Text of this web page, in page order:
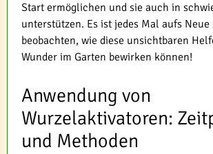
Start ermöglichen und sie auch in
unterstützen. Es ist jedes Mal aufs Neue
beobachten, wie diese unsichtbaren
Wunder im Garten bewirken können!
Anwendung von
Wurzelaktivatoren:
und Methoden